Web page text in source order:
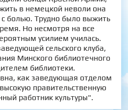
в немецкой неволи она
болью. Трудно было выжить
Но несмотря на все
усилием училась.
сельского клуба,
Минского библиотечного
библиотеки.
как заведующая отделом
правительственную
работник культуры".